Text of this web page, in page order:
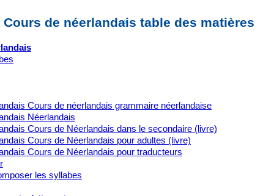
Cours de néerlandais table des matières
Cours de néerlandais grammaire néerlandaise
Néerlandais
Cours de Néerlandais dans le secondaire (livre)
Cours de Néerlandais pour adultes (livre)
Cours de Néerlandais pour traducteurs
les syllabes